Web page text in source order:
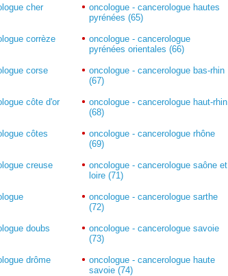
cher
corrèze
corse
côte d'or
côtes
creuse
doubs
drôme
oncologue - cancerologue hautes
pyrénées (65)
oncologue - cancerologue
pyrénées orientales (66)
oncologue - cancerologue bas-rhin
(67)
oncologue - cancerologue haut-rhin
(68)
oncologue - cancerologue rhône
(69)
oncologue - cancerologue saône et
loire (71)
oncologue - cancerologue sarthe
(72)
oncologue - cancerologue savoie
(73)
oncologue - cancerologue haute
savoie (74)